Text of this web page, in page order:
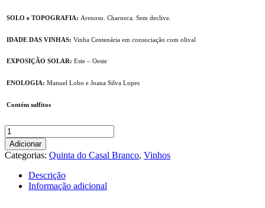
SOLO e TOPOGRAFIA: Arenoso. Charneca. Sem declive.
IDADE DAS VINHAS: Vinha Centenária em consociação com olival
EXPOSIÇÃO SOLAR: Este – Oeste
ENOLOGIA: Manuel Lobo e Joana Silva Lopes
Contém sulfitos
Quantidade
de
Vinha
do
Tojal
Homenagem
Adicionar
Categorias: Quinta do Casal Branco, Vinhos
Descrição
Informação adicional